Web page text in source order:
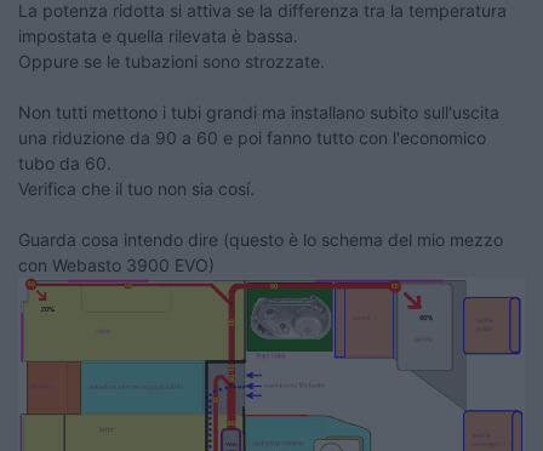
La potenza ridotta si attiva se la differenza tra la temperatura
impostata e quella rilevata è bassa.
Oppure se le tubazioni sono strozzate.
Non tutti mettono i tubi grandi ma installano subito sull'uscita
una riduzione da 90 a 60 e poi fanno tutto con l'economico
tubo da 60.
Verifica che il tuo non sia cosí.
Guarda cosa intendo dire (questo è lo schema del mio mezzo
con Webasto 3900 EVO)